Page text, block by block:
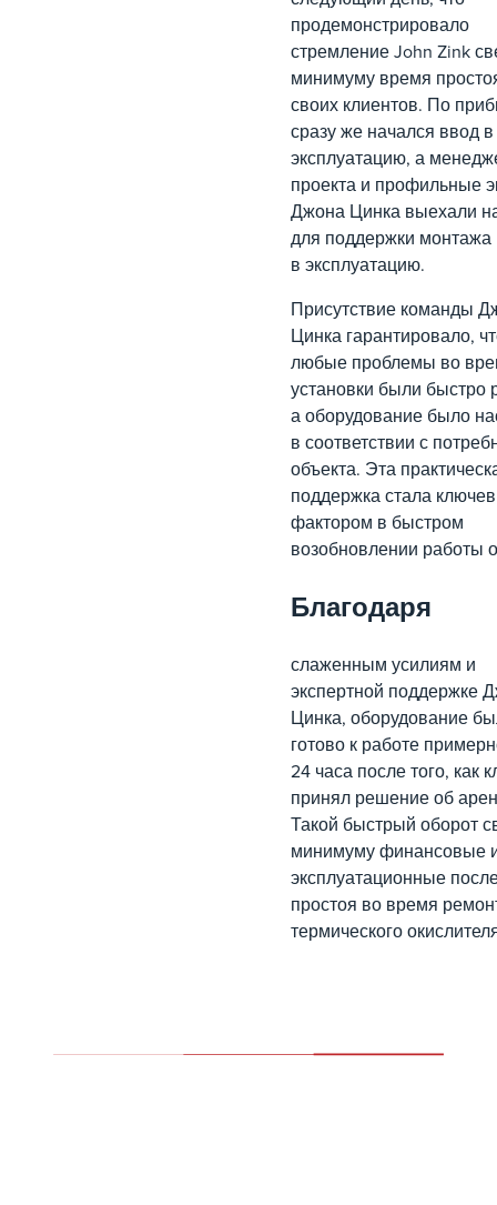
продемонстрировало
стремление John Zink
минимуму время
своих клиентов. По
сразу же начался ввод в
эксплуатацию, а
проекта и профильные
Джона Цинка выехали
для поддержки монтажа
в эксплуатацию.
Присутствие команды
Цинка гарантировало,
любые проблемы во
установки были
а оборудование было
в соответствии с
объекта. Эта
поддержка стала
фактором в быстром
возобновлении работы
Благодаря
слаженным усилиям и
экспертной поддержке
Цинка, оборудование
готово к работе
24 часа после того, как
принял решение об
Такой быстрый оборот
минимуму финансовые
эксплуатационные
простоя во время
термического